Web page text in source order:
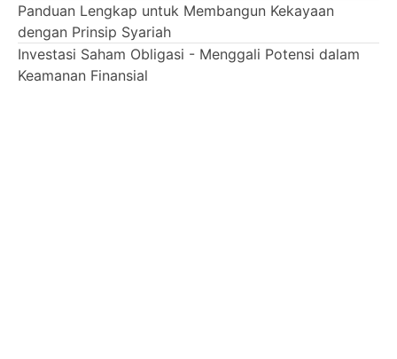
Panduan Lengkap untuk Membangun Kekayaan
dengan Prinsip Syariah
Investasi Saham Obligasi - Menggali Potensi dalam
Keamanan Finansial